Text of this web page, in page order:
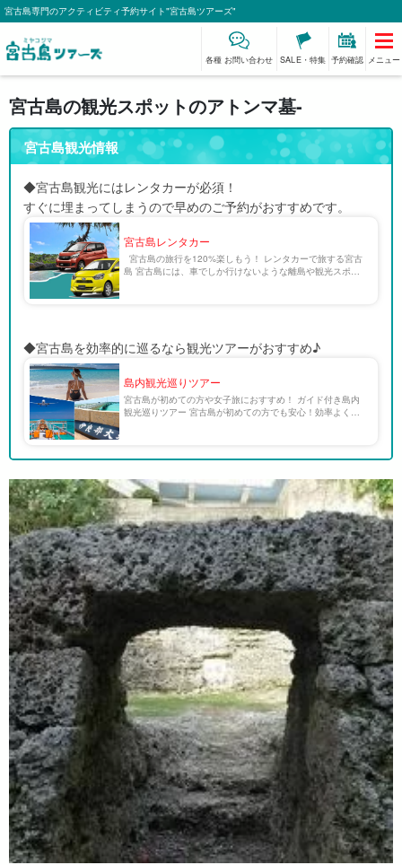
宮古島専門のアクティビティ予約サイト"宮古島ツアーズ"
各種 お問い合わせ SALE・特集 予約確認 メニュー
宮古島の観光スポットのアトンマ墓-
宮古島観光情報
◆宮古島観光にはレンタカーが必須！
すぐに埋まってしまうので早めのご予約がおすすめです。
宮古島レンタカー
宮古島の旅行を120%楽しもう！ レンタカーで旅する宮古
島 宮古島には、車でしか行けないような離島や観光スポッ
◆宮古島を効率的に巡るなら観光ツアーがおすすめ♪
島内観光巡りツアー
宮古島が初めての方や女子旅におすすめ！ ガイド付き島内
観光巡りツアー 宮古島が初めての方でも安心！効率よく楽